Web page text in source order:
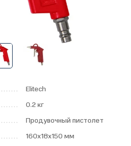
Elitech
0.2 кг
Продувочный пистолет
160x18x150 мм